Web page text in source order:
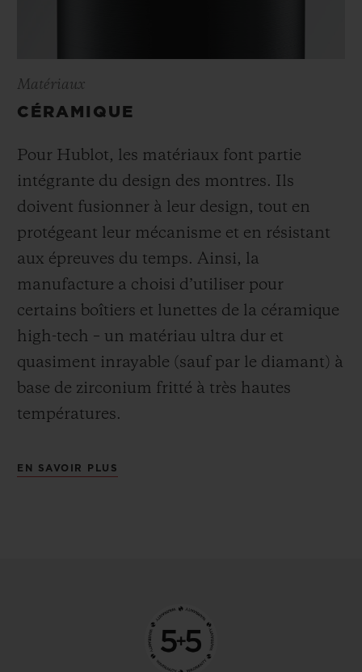
Matériaux
CÉRAMIQUE
Pour Hublot, les matériaux font partie
intégrante du design des montres. Ils
doivent fusionner à leur design, tout en
protégeant leur mécanisme et en résistant
aux épreuves du temps. Ainsi, la
manufacture a choisi d’utiliser pour
certains boîtiers et lunettes de la céramique
high-tech – un matériau ultra dur et
quasiment inrayable (sauf par le diamant) à
base de zirconium fritté à très hautes
températures.
EN SAVOIR PLUS